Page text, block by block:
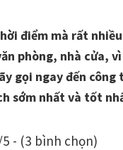
điểm mà rất
phòng, nhà cửa,
gọi ngay đến công
sớm nhất và tốt
- (3 bình chọn)